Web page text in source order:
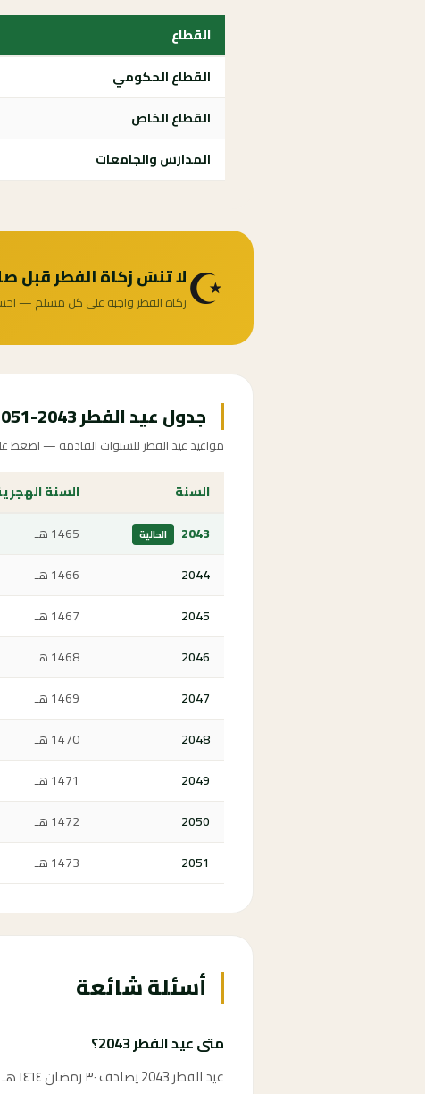
القطاع
القطاع الحكومي
القطاع الخاص
المدارس والجامعات
☪️لا تنسَ زكاة الفطر قبل
زكاة الفطر واجبة على كل مسلم —
جدول عيد الفطر 2043-2051
مواعيد عيد الفطر للسنوات القادمة — اضغط
السنة السنة
2043
الحالية 1465 هـ
2044 1466 هـ
2045 1467 هـ
2046 1468 هـ
2047 1469 هـ
2048 1470 هـ
2049 1471 هـ
2050 1472 هـ
2051 1473 هـ
أسئلة شائعة
متى عيد الفطر 2043؟
عيد الفطر 2043 يصادف ٣٠ رمضان ١٤٦٤ هـ وفق الحسابات الفلكية، ويُعلن رسمياً بحسب رؤية هلال شوال في المملكة العربية السعودية.